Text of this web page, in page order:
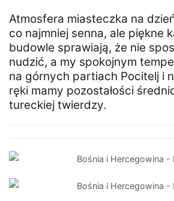
Atmosfera miasteczka na
co najmniej senna, ale piękne
budowle sprawiają, że nie
nudzić, a my spokojnym
na górnych partiach Pocitelj i
ręki mamy pozostałości
tureckiej twierdzy.